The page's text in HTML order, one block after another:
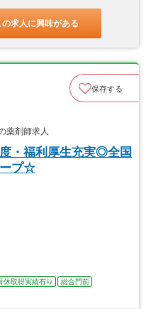
の求人に興味がある
保存する
薬剤師求人
・福利厚生充実◎全国
ープ☆
休取得実績有り
総合門前